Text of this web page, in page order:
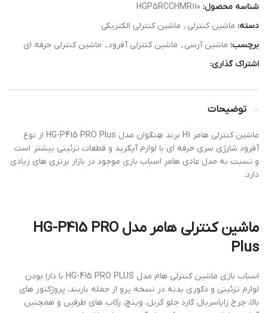
شناسه محصول: HGP5RCCHMR110
دسته: ماشین کنترلی , ماشین کنترلی الکتریکی
برچسب: ماشین آرسی , ماشین کنترلی آفرود, ماشین کنترلی حرفه ای
اشتراک گذاری:
توضیحات
ماشین کنترلی هامر H1 برند هِنگوان مدل HG-P415 PRO Plus از نوع
آفرود شارژی سری حرفه ای با لوازم آپگرید و قطعات تزئینی بیشتر است
و نسبت به مدل عادی هامر اسباب بازی موجود در بازار برتری های زیادی
دارد.
ماشین کنترلی هامر مدل HG-P415 PRO
Plus
اسباب بازی ماشین کنترلی هام مدل HG-415 PRO PLUS با دارا بودن
لوازم تزئینی و دکوری بدنه در نسخه پرو از جمله باربند، پروژکتور های
بالا، چرخ زاپاسريال گارد جلو گریل، وینچ، رکاب های طرفین و همچنین